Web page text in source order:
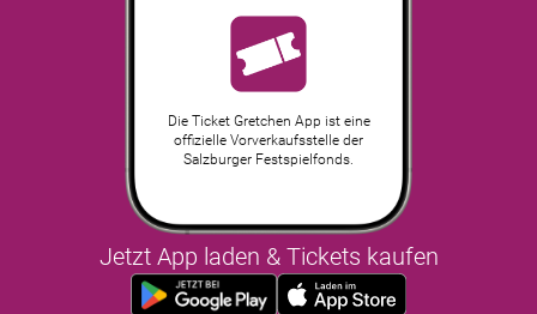
Die Ticket Gretchen App ist eine
offizielle Vorverkaufsstelle der
Salzburger Festspielfonds.
Jetzt App laden & Tickets kaufen